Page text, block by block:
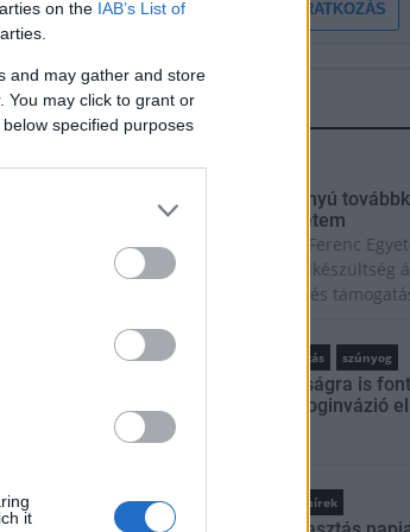
on the IAB’s List of
and may gather and store
You may click to grant or
specified purposes
it
FELIRATKOZÁS
LEGFRISSEBB
Országos hírek
Kecskeméten is szakirányú
erősít a Gál Ferenc Egyetem
Kiemelt fontosságú a Gál Ferenc
jövőbe mutató szakmai felkészültség
folyamatos szakmai fejlődés
Országos hírek szúnyogirtás szúnyog
A lakosságra is
a szúnyoginvázió
Országos hírek